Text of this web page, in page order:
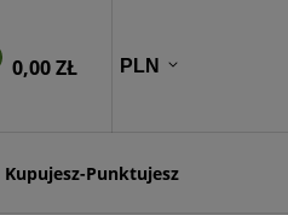
0,00 ZŁ
Kupujesz-Punktujesz